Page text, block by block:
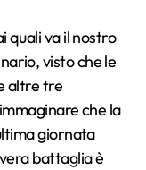
quali va il nostro
visto che le
altre tre
che la
giornata
battaglia è